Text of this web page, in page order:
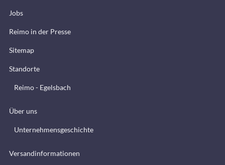
Jobs
Reimo in der Presse
Sitemap
Standorte
Reimo - Egelsbach
Über uns
Unternehmensgeschichte
Versandinformationen